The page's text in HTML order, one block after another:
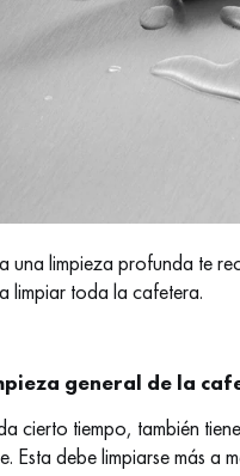
una limpieza profunda te
limpiar toda la cafetera.
general de la
cierto tiempo, también
Esta debe limpiarse más